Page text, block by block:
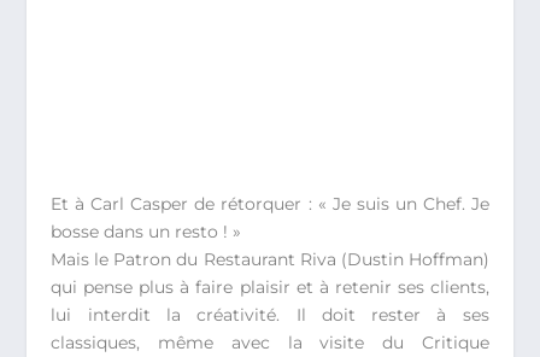
Et à Carl Casper de rétorquer : « Je suis un Chef. Je
bosse dans un resto ! »
Mais le Patron du Restaurant Riva (Dustin Hoffman)
qui pense plus à faire plaisir et à retenir ses clients,
lui interdit la créativité. Il doit rester à ses
classiques, même avec la visite du Critique